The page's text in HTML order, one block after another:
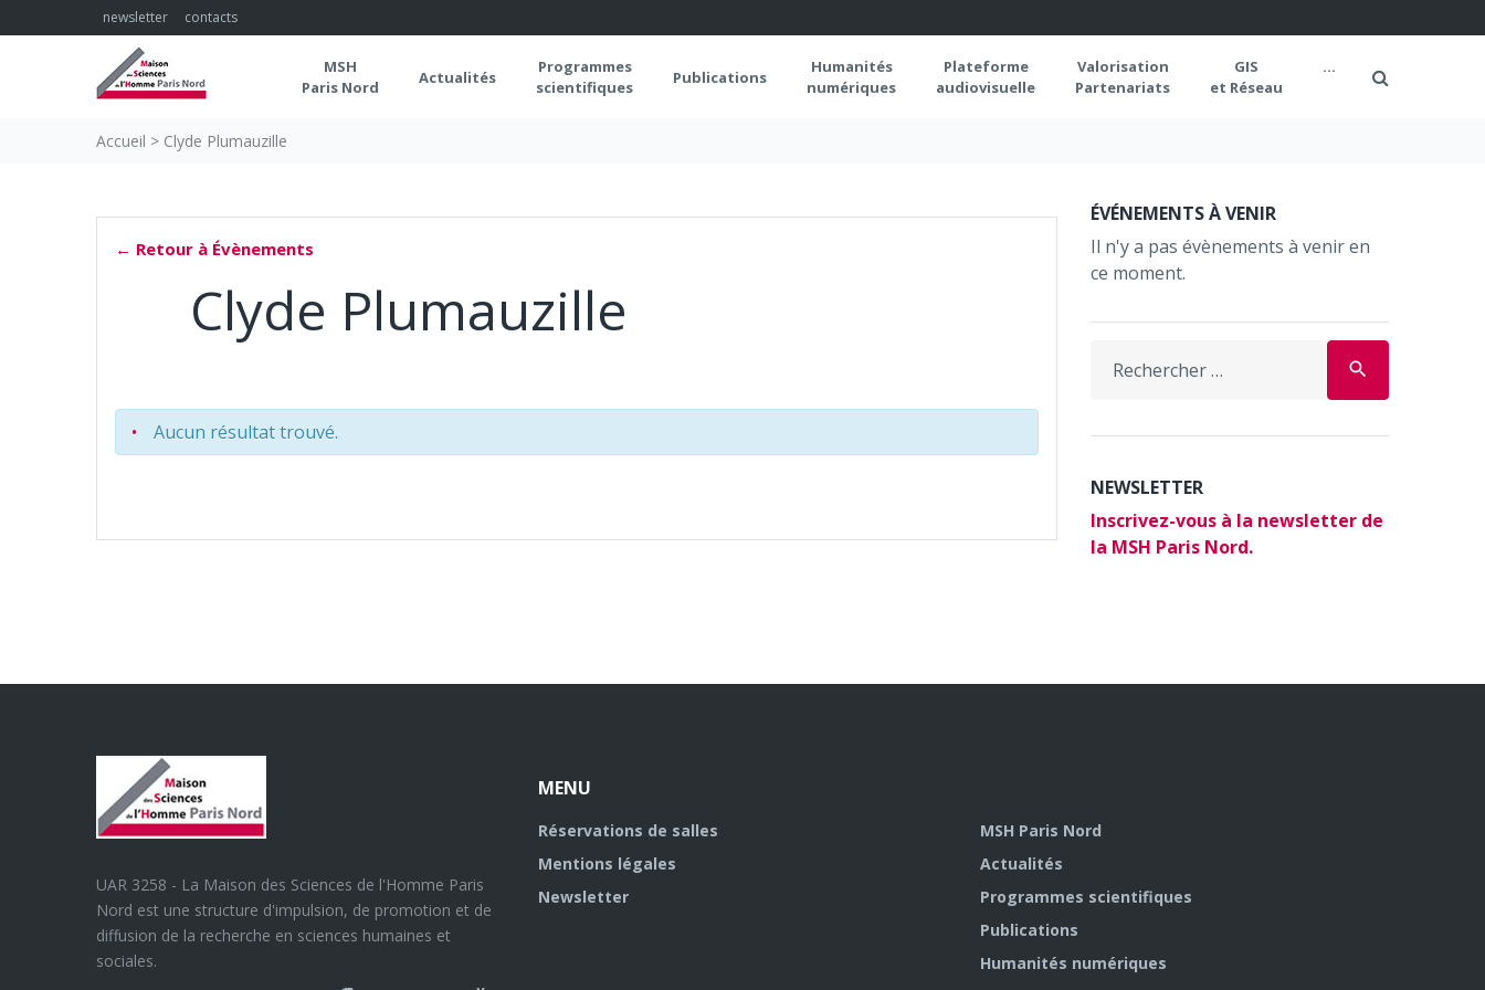
to
newsletter contacts
MSH
Paris Nord
Actualités
Programmes
scientifiques
Publications
Humanités
numériques
Plateforme
audiovisuelle
Valorisation
Partenariats
GIS
et Réseau
...
Accueil > Clyde Plumauzille
← Retour à Évènements
Clyde Plumauzille
Aucun résultat trouvé.
ÉVÉNEMENTS À VENIR
Il n'y a pas évènements à venir en
ce moment.
for:
search
NEWSLETTER
Inscrivez-vous à la newsletter de
la MSH Paris Nord.
UAR 3258 - La Maison des Sciences de l'Homme Paris
Nord est une structure d'impulsion, de promotion et de
diffusion de la recherche en sciences humaines et
sociales.
MENU
Réservations de salles
Mentions légales
Newsletter
MSH Paris Nord
Actualités
Programmes scientifiques
Publications
Humanités numériques